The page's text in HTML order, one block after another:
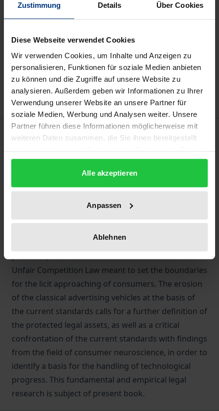
Zustimmung Details Über Cookies
Diese Webseite verwendet Cookies
Wir verwenden Cookies, um Inhalte und Anzeigen zu
personalisieren, Funktionen für soziale Medien anbieten
zu können und die Zugriffe auf unsere Website zu
analysieren. Außerdem geben wir Informationen zu Ihrer
Verwendung unserer Website an unsere Partner für
soziale Medien, Werbung und Analysen weiter. Unsere
Partner führen diese Informationen möglicherweise mit
weiteren Daten zusammen, die Sie ihnen bereitgestellt
gesammelt haben.
Alle akzeptieren
Anpassen
Ablehnen
Add to Cart
Add to Wish List
Delivery cost notice
Description
The presence of digital devices is becoming
ubiquitous in the daily life of a growing part of
society, thus opening up unprecedented possibilities
in targeting consumers through advertising. The
attention beyond the advertising sector itself. In
particular, there is a need for research in the field of
Unfair Competition Law meant to set the boundaries
for the licit approaching of consumers. The erosion
of the classical advertising vehicles at the basis of
the current standards calls for a further definition of
the protected legal assets, as well as a critical
confrontation of the current standards with findings
from the field of consumer neuroscience, in order to
identify a basis for the handling of technological
progress. This fundamental and empirical legal
research is subject of present book.